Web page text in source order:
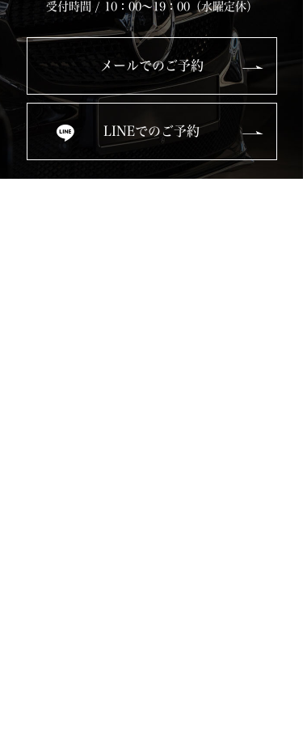
受付時間 / 10：00～19：00（水曜定休）
メールでのご予約
LINEでのご予約